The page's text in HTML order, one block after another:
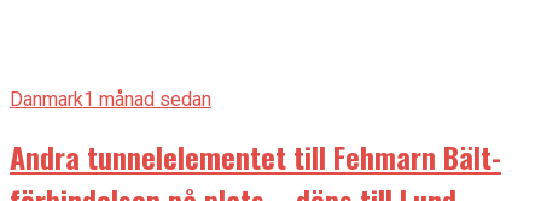
Danmark1 månad sedan
Andra tunnelelementet till Fehmarn Bält-